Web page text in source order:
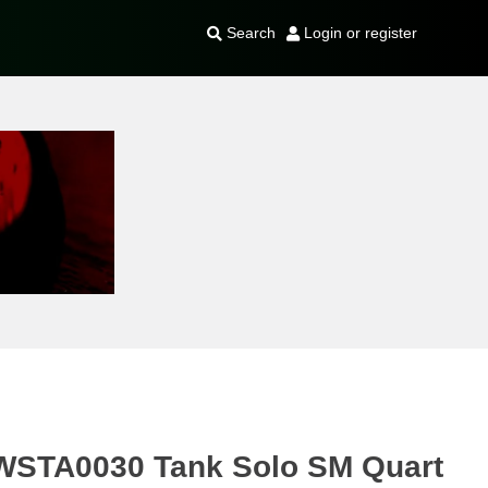
Search Login or register
Tank Solo SM Quart